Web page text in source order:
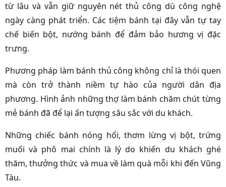
từ lâu và vẫn giữ nguyên nét thủ công dù công nghệ
ngày càng phát triển. Các tiệm bánh tại đây vẫn tự tay
chế biến bột, nướng bánh để đảm bảo hương vị đặc
trưng.
Phương pháp làm bánh thủ công không chỉ là thói quen
mà còn trở thành niềm tự hào của người dân địa
phương. Hình ảnh những thợ làm bánh chăm chút từng
mẻ bánh đã để lại ấn tượng sâu sắc với du khách.
Những chiếc bánh nóng hổi, thơm lừng vị bột, trứng
muối và phô mai chính là lý do khiến du khách ghé
thăm, thưởng thức và mua về làm quà mỗi khi đến Vũng
Tàu.